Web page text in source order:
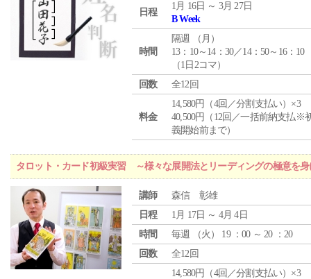
日程
1月 16日 ～ 3月 27日
B Week
時間
隔週 （ 月 ）
13：10～14：30／14：50～16：10
（1日2コマ）
回数
全12回
料金
14,580円（4回／分割支払い）×3
40,500円（12回／一括前納支払※
義開始前まで）
タロット・カード初級実習 ～様々な展開法とリーディングの極意を身
講師
森信 彰雄
日程
1月 17日 ～ 4月 4日
時間
毎週 （火 ） 19 ：00 ～ 20 ：20
回数
全12回
14,580円（4回／分割支払い）×3